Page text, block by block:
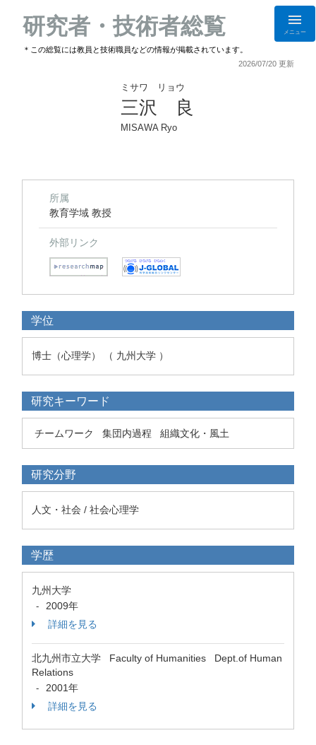
研究者・技術者総覧
＊この総覧には教員と技術職員などの情報が掲載されています。
メニュー
2026/07/20 更新
ミサワ リョウ
三沢 良
MISAWA Ryo
所属
教育学域 教授
外部リンク
学位
博士（心理学） （ 九州大学 ）
研究キーワード
チームワーク 集団内過程 組織文化・風土
研究分野
人文・社会 / 社会心理学
学歴
九州大学
-
2009年
詳細を見る
北九州市立大学 Faculty of Humanities Dept.of Human
Relations
-
2001年
詳細を見る